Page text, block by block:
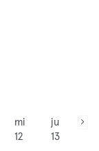
mi
12
ju
13